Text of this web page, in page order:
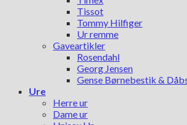
Tissot
Tommy Hilfiger
Ur remme
Gaveartikler
Rosendahl
Georg Jensen
Gense Børnebestik &
Ure
Herre ur
Dame ur